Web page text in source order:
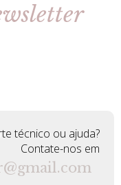
técnico ou ajuda?
Contate-nos em